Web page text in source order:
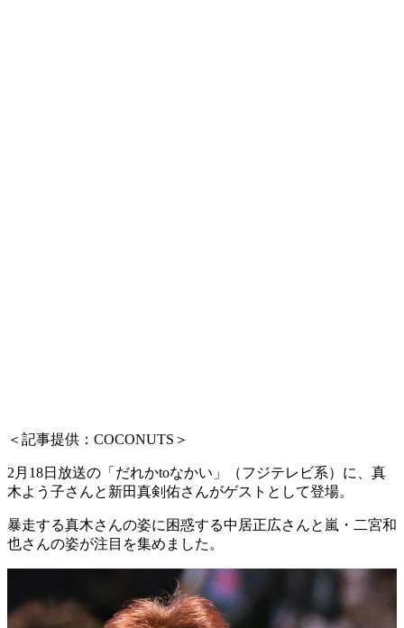
＜記事提供：COCONUTS＞
2月18日放送の「だれかtoなかい」（フジテレビ系）に、真
木よう子さんと新田真剣佑さんがゲストとして登場。
暴走する真木さんの姿に困惑する中居正広さんと嵐・二宮和
也さんの姿が注目を集めました。